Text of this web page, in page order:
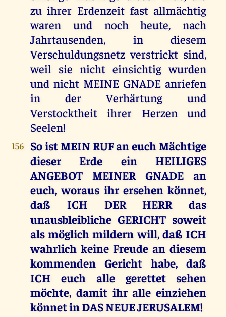
zu ihrer Erdenzeit fast allmächtig
waren und noch heute, nach
Jahrtausenden, in diesem
Verschuldungsnetz verstrickt sind,
weil sie nicht einsichtig wurden
und nicht MEINE GNADE anriefen
in der Verhärtung und
Verstocktheit ihrer Herzen und
Seelen!
156
So ist MEIN RUF an euch Mächtige
dieser Erde ein HEILIGES
ANGEBOT MEINER GNADE an
euch, woraus ihr ersehen könnet,
daß ICH DER HERR das
unausbleibliche GERICHT soweit
als möglich mildern will, daß ICH
wahrlich keine Freude an diesem
kommenden Gericht habe, daß
ICH euch alle gerettet sehen
möchte, damit ihr alle einziehen
könnet in DAS NEUE JERUSALEM!